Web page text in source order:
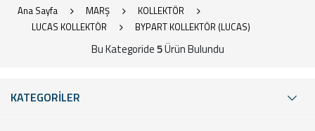
Ana Sayfa MARŞ
KOLLEKTÖR
LUCAS KOLLEKTÖR
BYPART KOLLEKTÖR (LUCAS)
Bu Kategoride5Ürün Bulundu
KATEGORİLER